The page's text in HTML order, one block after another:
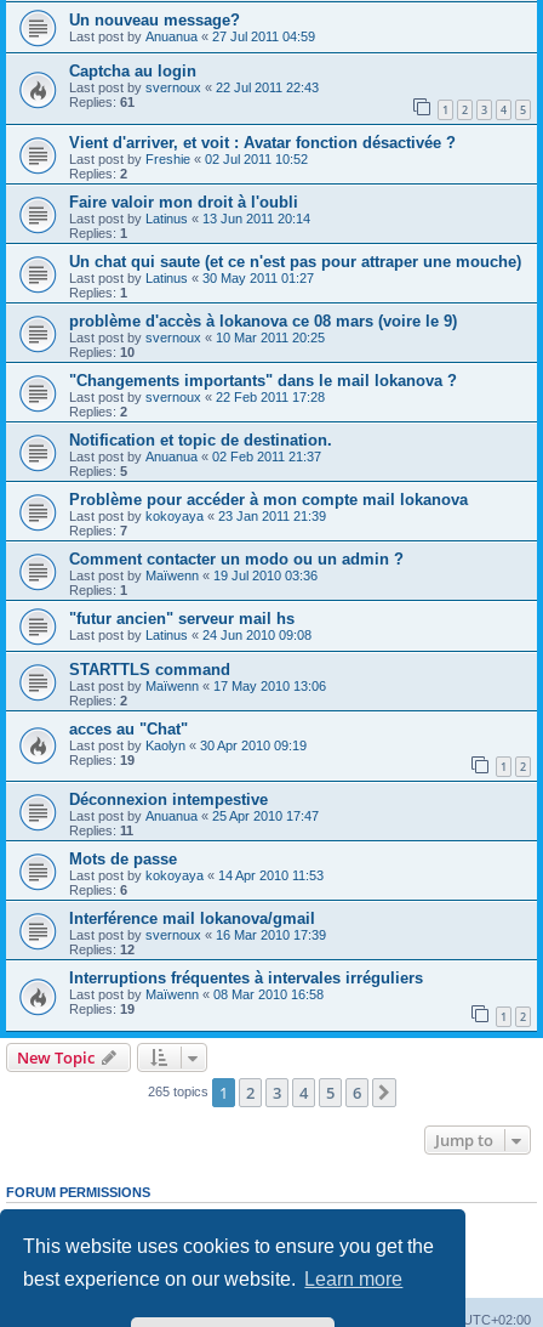
This website uses cookies to ensure you get the
best experience on our website.
Learn more
Un nouveau message?
Last post by Anuanua « 27 Jul 2011 04:59
Captcha au login
Last post by svernoux « 22 Jul 2011 22:43
Replies: 61 1 2 3 4 5
Vient d'arriver, et voit : Avatar fonction désactivée ?
Last post by Freshie « 02 Jul 2011 10:52
Replies: 2
Faire valoir mon droit à l'oubli
Last post by Latinus « 13 Jun 2011 20:14
Replies: 1
Un chat qui saute (et ce n'est pas pour attraper une mouche)
Last post by Latinus « 30 May 2011 01:27
Replies: 1
problème d'accès à lokanova ce 08 mars (voire le 9)
Last post by svernoux « 10 Mar 2011 20:25
Replies: 10
"Changements importants" dans le mail lokanova ?
Last post by svernoux « 22 Feb 2011 17:28
Replies: 2
Notification et topic de destination.
Last post by Anuanua « 02 Feb 2011 21:37
Replies: 5
Problème pour accéder à mon compte mail lokanova
Last post by kokoyaya « 23 Jan 2011 21:39
Replies: 7
Comment contacter un modo ou un admin ?
Last post by Maïwenn « 19 Jul 2010 03:36
Replies: 1
"futur ancien" serveur mail hs
Last post by Latinus « 24 Jun 2010 09:08
STARTTLS command
Last post by Maïwenn « 17 May 2010 13:06
Replies: 2
acces au "Chat"
Last post by Kaolyn « 30 Apr 2010 09:19
Replies: 19 1 2
Déconnexion intempestive
Last post by Anuanua « 25 Apr 2010 17:47
Replies: 11
Mots de passe
Last post by kokoyaya « 14 Apr 2010 11:53
Replies: 6
Interférence mail lokanova/gmail
Last post by svernoux « 16 Mar 2010 17:39
Replies: 12
Interruptions fréquentes à intervales irréguliers
Last post by Maïwenn « 08 Mar 2010 16:58
Replies: 19 1 2
New Topic
265 topics 1 2 3 4 5 6
Jump to
FORUM PERMISSIONS
cannotedit your posts in this forum
Youcannotpost attachments in this forum
UTC+02:00
Delete cookies